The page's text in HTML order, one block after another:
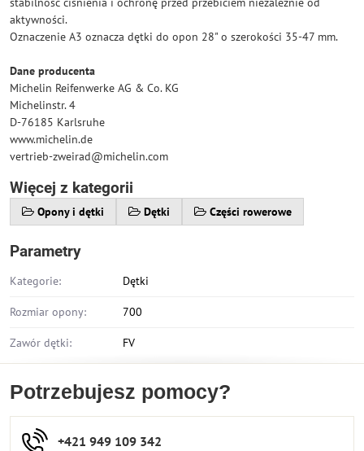
aktywności.
Oznaczenie A3 oznacza dętki do opon 28" o szerokości 35-47 mm.
Dane producenta
Michelin Reifenwerke AG & Co. KG
Michelinstr. 4
D-76185 Karlsruhe
www.michelin.de
vertrieb-zweirad@michelin.com
Więcej z kategorii
Opony i dętki Dętki Części rowerowe
Parametry
Kategorie: Dętki
Rozmiar opony: 700
Zawór dętki: FV
Potrzebujesz pomocy?
+421 949 109 342